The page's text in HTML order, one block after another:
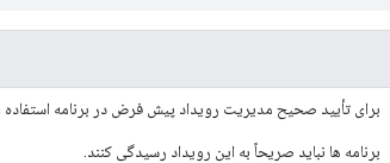
برای تأیید صحیح مدیریت رویداد پیش فرض در برنامه
برنامه ها نباید صریحاً به این رویداد رسیدگی کنند.